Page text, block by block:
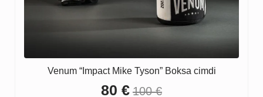
Venum “Impact Mike Tyson” Boksa cimdi
100€
80€